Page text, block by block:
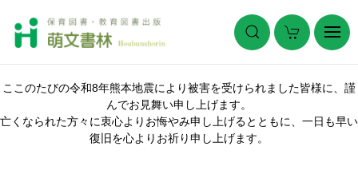
ここのたびの令和8年熊本地震により被害を受けられました皆様に、謹
んでお見舞い申し上げます。
亡くなられた方々に衷心よりお悔やみ申し上げるとともに、一日も早い
復旧を心よりお祈り申し上げます。